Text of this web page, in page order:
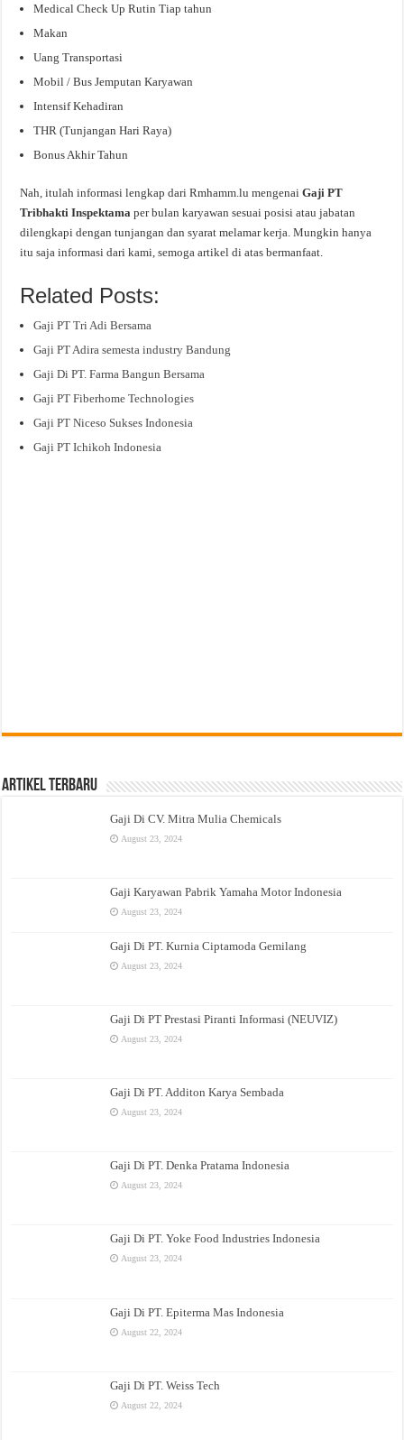
Medical Check Up Rutin Tiap tahun
Makan
Uang Transportasi
Mobil / Bus Jemputan Karyawan
Intensif Kehadiran
THR (Tunjangan Hari Raya)
Bonus Akhir Tahun
Nah, itulah informasi lengkap dari Rmhamm.lu mengenaiGaji PT
Tribhakti Inspektamaper bulan karyawan sesuai posisi atau jabatan
dilengkapi dengan tunjangan dan syarat melamar kerja. Mungkin hanya
itu saja informasi dari kami, semoga artikel di atas bermanfaat.
Related Posts:
Gaji PT Tri Adi Bersama
Gaji PT Adira semesta industry Bandung
Gaji Di PT. Farma Bangun Bersama
Gaji PT Fiberhome Technologies
Gaji PT Niceso Sukses Indonesia
Gaji PT Ichikoh Indonesia
Artikel Terbaru
Gaji Di CV. Mitra Mulia Chemicals
August 23, 2024
Gaji Karyawan Pabrik Yamaha Motor Indonesia
August 23, 2024
Gaji Di PT. Kurnia Ciptamoda Gemilang
August 23, 2024
Gaji Di PT Prestasi Piranti Informasi (NEUVIZ)
August 23, 2024
Gaji Di PT. Additon Karya Sembada
August 23, 2024
Gaji Di PT. Denka Pratama Indonesia
August 23, 2024
Gaji Di PT. Yoke Food Industries Indonesia
August 23, 2024
Gaji Di PT. Epiterma Mas Indonesia
August 22, 2024
Gaji Di PT. Weiss Tech
August 22, 2024